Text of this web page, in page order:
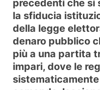
precedenti che si
la sfiducia
della legge
denaro pubblico
più a una partita
impari, dove le